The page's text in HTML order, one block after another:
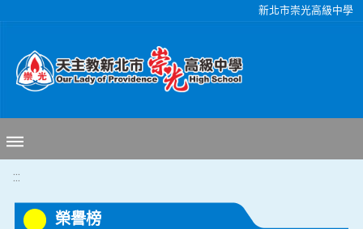
新北市崇光高級中學
:::
榮譽榜